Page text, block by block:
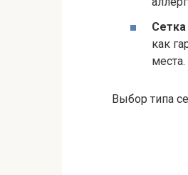
Сетка
как
места.
Выбор типа